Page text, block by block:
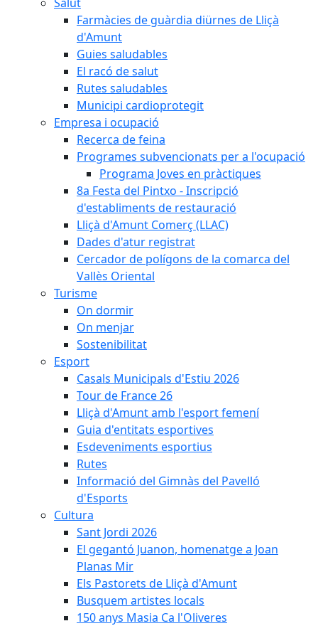
Farmàcies de guàrdia diürnes de Lliçà
d'Amunt
Guies saludables
El racó de salut
Rutes saludables
Municipi cardioprotegit
Empresa i ocupació
Recerca de feina
Programes subvencionats per a l'ocupació
Programa Joves en pràctiques
8a Festa del Pintxo - Inscripció
d'establiments de restauració
Lliçà d'Amunt Comerç (LLAC)
Dades d'atur registrat
Cercador de polígons de la comarca del
Vallès Oriental
Turisme
On dormir
On menjar
Sostenibilitat
Esport
Casals Municipals d'Estiu 2026
Tour de France 26
Lliçà d'Amunt amb l'esport femení
Guia d'entitats esportives
Esdeveniments esportius
Rutes
Informació del Gimnàs del Pavelló
d'Esports
Cultura
Sant Jordi 2026
El gegantó Juanon, homenatge a Joan
Planas Mir
Els Pastorets de Lliçà d'Amunt
Busquem artistes locals
150 anys Masia Ca l'Oliveres